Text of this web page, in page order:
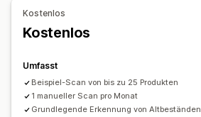
Kostenlos
Kostenlos
Umfasst
Beispiel-Scan von bis zu 25 Produkten
1 manueller Scan pro Monat
Grundlegende Erkennung von Altbeständen